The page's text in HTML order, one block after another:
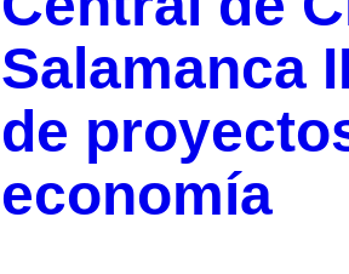
Salamanca
de
economía